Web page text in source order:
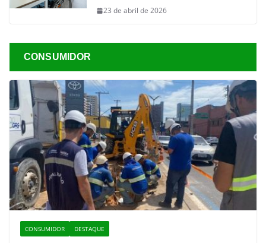
23 de abril de 2026
CONSUMIDOR
CONSUMIDOR DESTAQUE